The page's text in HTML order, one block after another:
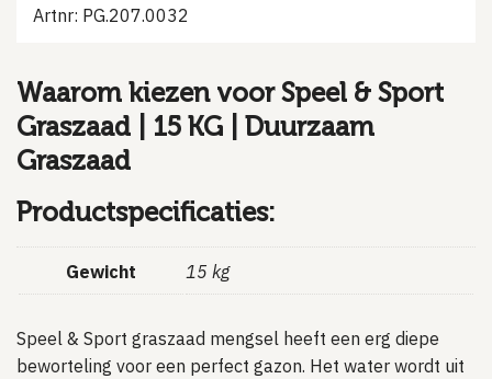
Artnr: PG.207.0032
Waarom kiezen voor Speel & Sport
Graszaad | 15 KG | Duurzaam
Graszaad
Productspecificaties:
Gewicht 15 kg
Speel & Sport graszaad mengsel heeft een erg diepe
beworteling voor een perfect gazon. Het water wordt uit